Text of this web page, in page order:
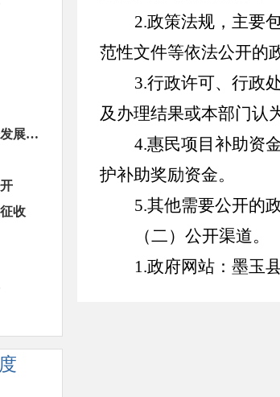
国民经济和社会发展统计信息
收
2.政策法规，主要
范性文件等依法公开的
3.行政许可、行政
及办理结果或本部门认
4.惠民项目补助资
护补助奖励资金。
5.其他需要公开的
（二）公开渠道。
1.政府网站： 墨玉